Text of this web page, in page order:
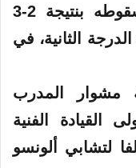
وودع الملكي البطولة عقب سقوطه بنتيجة 2-3
الثانية، في
مشوار المدرب
القيادة الفنية
خلفا لتشابي ألونسو